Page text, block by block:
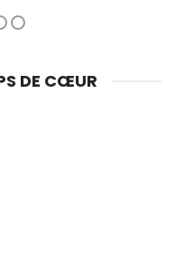
DE CŒUR